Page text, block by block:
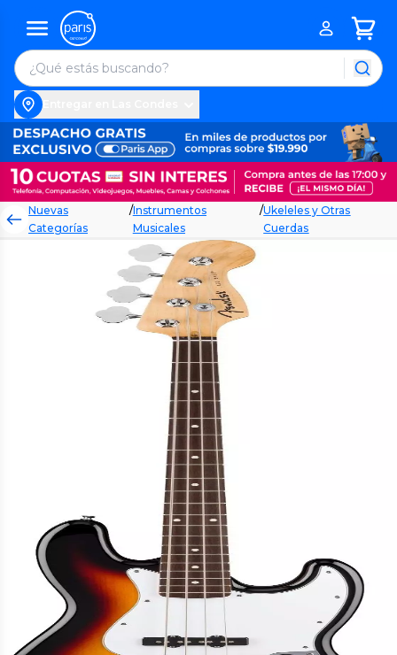
Nuevas
Categorías
/Instrumentos
Musicales
/Ukeleles y Otras
Cuerdas